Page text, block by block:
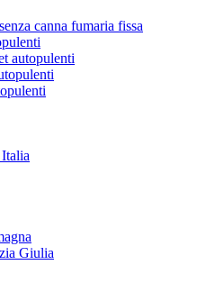
canna fumaria fissa
autopulenti
Giulia